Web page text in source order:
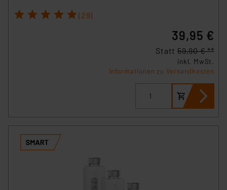
1 2 3 4 5 (29)
39,95 €
Statt 59,90 € **
inkl. MwSt.
Informationen zu Versandkosten